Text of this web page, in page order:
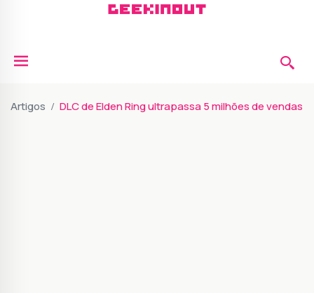
Artigos DLC de Elden Ring ultrapassa 5 milhões de vendas